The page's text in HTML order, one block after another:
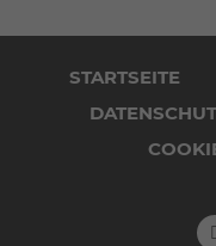
überspringenSTARTSEITE